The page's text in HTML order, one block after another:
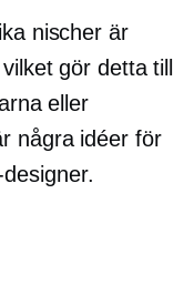
nischer är
gör detta till
eller
några idéer för